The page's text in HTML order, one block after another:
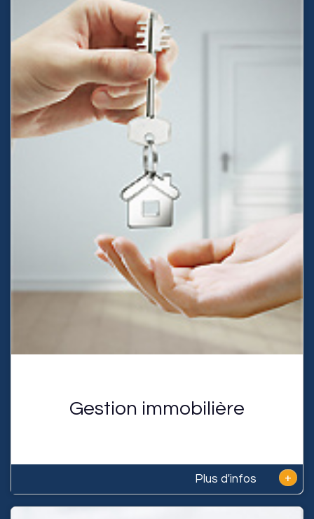
Gestion immobilière
Plus d'infos +